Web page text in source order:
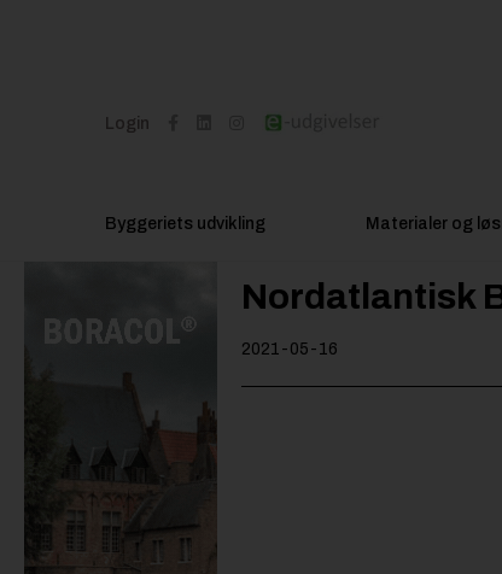
Login
Byggeriets udvikling Materialer og
Nordatlantisk
2021-05-16